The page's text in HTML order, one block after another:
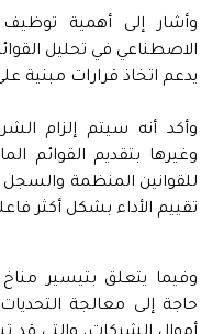
وأشار إلى أهمية توظيف
الاصطناعي في تحليل
يدعم اتخاذ قرارات مبنية
وأكد أنه سيتم إلزام
وغيرها بتقديم القوائم
للقوانين المنظمة والسجل
تقييم الأداء بشكل أكثر
وفيما يتعلق بتيسير مناخ
حاجة إلى معالجة